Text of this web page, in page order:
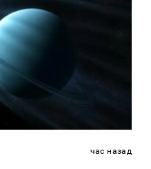
час назад